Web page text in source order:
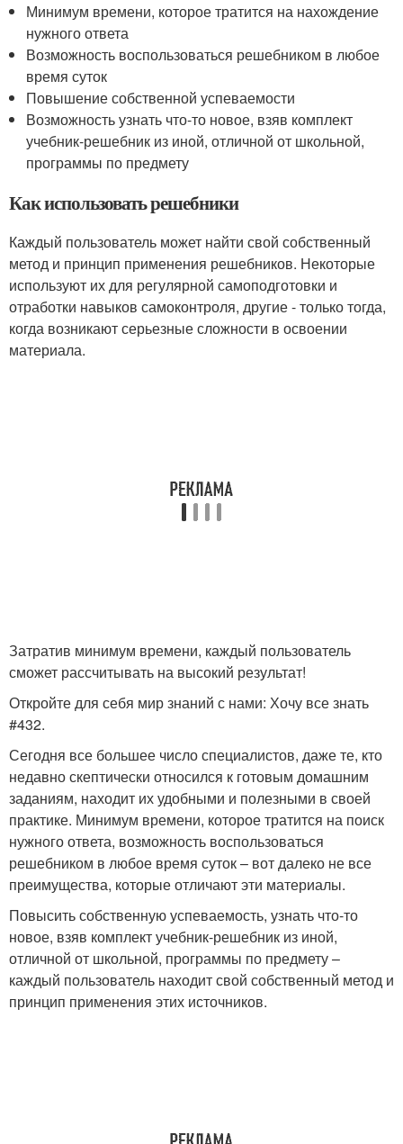
Минимум времени, которое тратится на нахождение
нужного ответа
Возможность воспользоваться решебником в любое
время суток
Повышение собственной успеваемости
Возможность узнать что-то новое, взяв комплект
учебник-решебник из иной, отличной от школьной,
программы по предмету
Как использовать решебники
Каждый пользователь может найти свой собственный
метод и принцип применения решебников. Некоторые
используют их для регулярной самоподготовки и
отработки навыков самоконтроля, другие - только тогда,
когда возникают серьезные сложности в освоении
материала.
Затратив минимум времени, каждый пользователь
сможет рассчитывать на высокий результат!
Откройте для себя мир знаний с нами: Хочу все знать
#432.
Сегодня все большее число специалистов, даже те, кто
недавно скептически относился к готовым домашним
заданиям, находит их удобными и полезными в своей
практике. Минимум времени, которое тратится на поиск
нужного ответа, возможность воспользоваться
решебником в любое время суток – вот далеко не все
преимущества, которые отличают эти материалы.
Повысить собственную успеваемость, узнать что-то
новое, взяв комплект учебник-решебник из иной,
отличной от школьной, программы по предмету –
каждый пользователь находит свой собственный метод и
принцип применения этих источников.